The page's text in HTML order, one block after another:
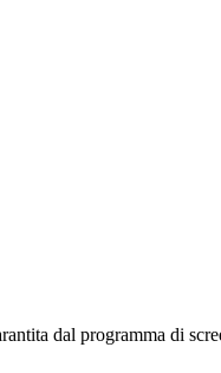
dal programma di